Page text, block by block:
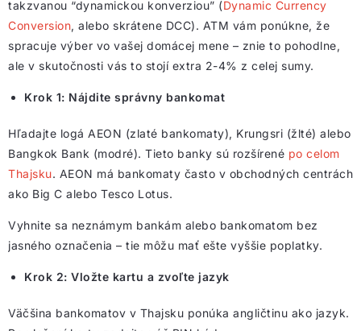
takzvanou “dynamickou konverziou” (Dynamic Currency
Conversion, alebo skrátene DCC). ATM vám ponúkne, že
spracuje výber vo vašej domácej mene – znie to pohodlne,
ale v skutočnosti vás to stojí extra 2-4% z celej sumy.
Krok 1: Nájdite správny bankomat
Hľadajte logá AEON (zlaté bankomaty), Krungsri (žlté) alebo
Bangkok Bank (modré). Tieto banky sú rozšírené po celom
Thajsku. AEON má bankomaty často v obchodných centrách
ako Big C alebo Tesco Lotus.
Vyhnite sa neznámym bankám alebo bankomatom bez
jasného označenia – tie môžu mať ešte vyššie poplatky.
Krok 2: Vložte kartu a zvoľte jazyk
Väčšina bankomatov v Thajsku ponúka angličtinu ako jazyk.